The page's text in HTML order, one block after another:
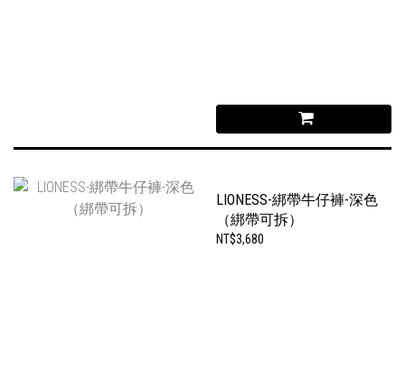
LIONESS-綁帶牛仔褲-深色
（綁帶可拆）
NT$3,680